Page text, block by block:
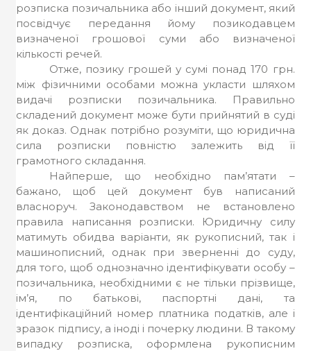
розписка позичальника або інший документ, який
посвідчує передання йому позикодавцем
визначеної грошової суми або визначеної
кількості речей.
Отже, позику грошей у сумі понад 170 грн.
між фізичними особами можна укласти шляхом
видачі розписки позичальника.
Правильно
складений документ може бути прийнятий в суді
як доказ. Однак потрібно розуміти, що юридична
сила розписки повністю залежить від її
грамотного складання.
Найперше, що необхідно пам’ятати –
бажано, щоб цей документ був написаний
власноруч. Законодавством не встановлено
правила написання розписки. Юридичну силу
матимуть обидва варіанти, як рукописний, так і
машинописний, однак при зверненні до суду,
для того, щоб однозначно ідентифікувати особу –
позичальника, необхідними є не тільки прізвище,
ім’я, по батькові, паспортні дані, та
ідентифікаційний номер платника податків, але і
зразок підпису, а іноді і почерку людини. В такому
випадку розписка, оформлена рукописним